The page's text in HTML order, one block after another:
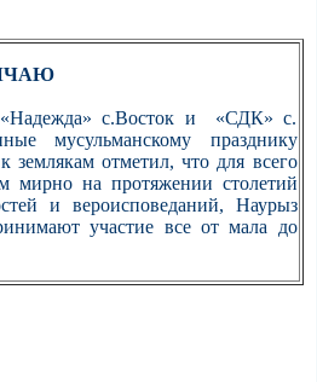
с.Восток и «СДК» с.
мусульманскому празднику
землякам отметил, что для всего
мирно на протяжении столетий
и вероисповеданий, Наурыз
участие все от мала до